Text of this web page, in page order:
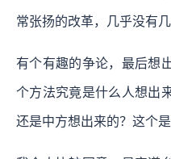
常张扬的改革，几乎没有几
有个有趣的争论，最后想
个方法究竟是什么人想出
还是中方想出来的？这个是